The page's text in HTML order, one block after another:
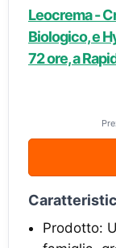
Leocrema -
Biologico, e
72 ore, a
Prodotto: